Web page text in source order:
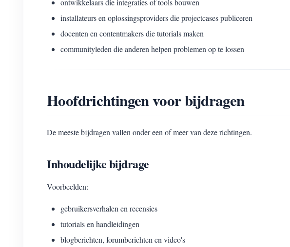
ontwikkelaars die integraties of tools bouwen
installateurs en oplossingsproviders die projectcases publiceren
docenten en contentmakers die tutorials maken
communityleden die anderen helpen problemen op te lossen
Hoofdrichtingen voor bijdragen
De meeste bijdragen vallen onder een of meer van deze richtingen.
Inhoudelijke bijdrage
Voorbeelden:
gebruikersverhalen en recensies
tutorials en handleidingen
blogberichten, forumberichten en video's